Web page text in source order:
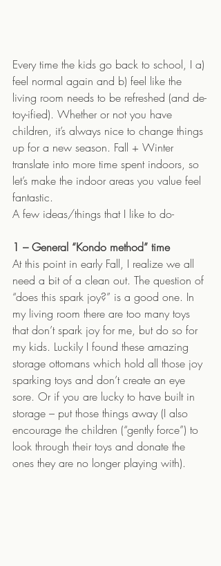
Every time the kids go back to school, I a)
feel normal again and b) feel like the
living room needs to be refreshed (and de-
toy-ified). Whether or not you have
children, it’s always nice to change things
up for a new season. Fall + Winter
translate into more time spent indoors, so
let’s make the indoor areas you value feel
fantastic.
A few ideas/things that I like to do-
1 – General “Kondo method” time
At this point in early Fall, I realize we all
need a bit of a clean out. The question of
“does this spark joy?” is a good one. In
my living room there are too many toys
that don’t spark joy for me, but do so for
my kids. Luckily I found these amazing
storage ottomans which hold all those joy
sparking toys and don’t create an eye
sore. Or if you are lucky to have built in
storage – put those things away (I also
encourage the children (“gently force”) to
look through their toys and donate the
ones they are no longer playing with).